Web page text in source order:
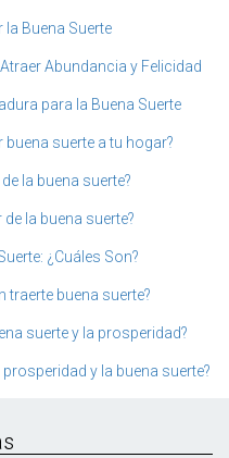
Buena Suerte
Abundancia y Felicidad
para la Buena Suerte
suerte a tu hogar?
la buena suerte?
la buena suerte?
¿Cuáles Son?
traerte buena suerte?
suerte y la prosperidad?
y la buena suerte?